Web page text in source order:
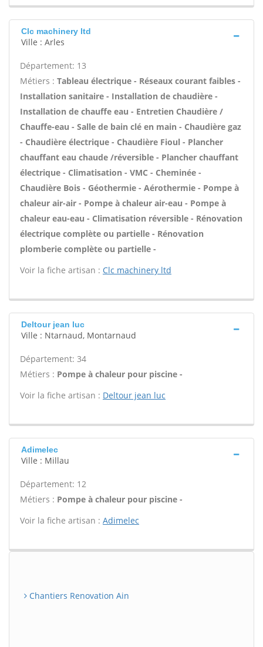
Clc machinery ltd
Ville : Arles
Département: 13
Métiers : Tableau électrique - Réseaux courant faibles -
Installation sanitaire - Installation de chaudière -
Installation de chauffe eau - Entretien Chaudière /
Chauffe-eau - Salle de bain clé en main - Chaudière gaz
- Chaudière électrique - Chaudière Fioul - Plancher
chauffant eau chaude /réversible - Plancher chauffant
électrique - Climatisation - VMC - Cheminée -
Chaudière Bois - Géothermie - Aérothermie - Pompe à
chaleur air-air - Pompe à chaleur air-eau - Pompe à
chaleur eau-eau - Climatisation réversible - Rénovation
électrique complète ou partielle - Rénovation
plomberie complète ou partielle -
Voir la fiche artisan : Clc machinery ltd
Deltour jean luc
Ville : Ntarnaud, Montarnaud
Département: 34
Métiers : Pompe à chaleur pour piscine -
Voir la fiche artisan : Deltour jean luc
Adimelec
Ville : Millau
Département: 12
Métiers : Pompe à chaleur pour piscine -
Voir la fiche artisan : Adimelec
Chantiers Renovation Ain